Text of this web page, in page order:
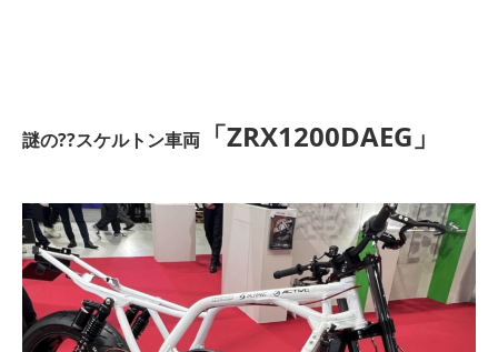
謎の??スケルトン車両 「ZRX1200DAEG」